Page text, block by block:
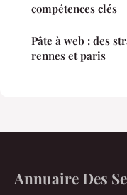
compétences clés
Pâte à web : des
rennes et paris
Annuaire Des